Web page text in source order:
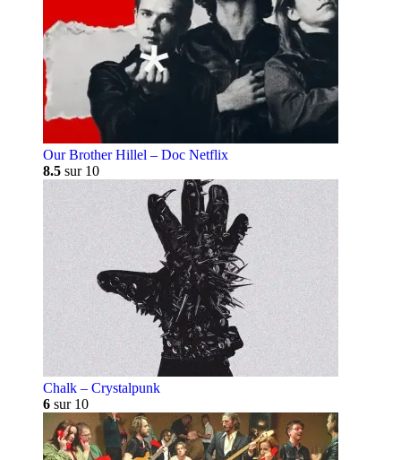
Our Brother Hillel – Doc Netflix
8.5 sur 10
Chalk – Crystalpunk
6 sur 10